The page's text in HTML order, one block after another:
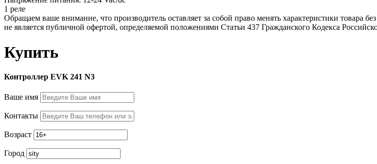
1 реле
Обращаем ваше внимание, что производитель оставляет за собой право менять характеристики товара
не является публичной офертой, определяемой положениями Статьи 437 Гражданского Кодекса
Купить
Контроллер EVK 241 N3
Ваше имя
Контакты
Возраст
Город